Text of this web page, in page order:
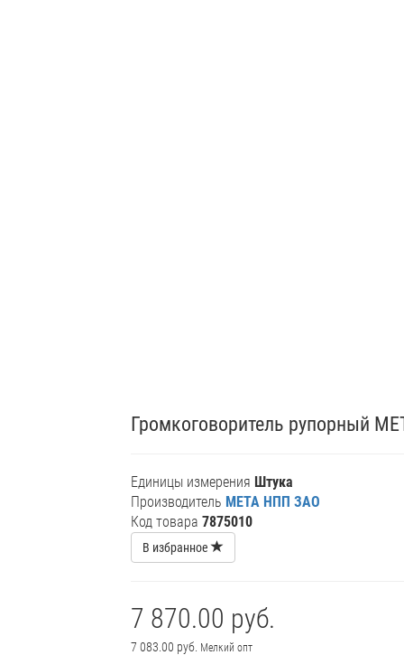
Громкоговоритель рупорный
Единицы измерения Штука
Производитель МЕТА НПП ЗАО
Код товара 7875010
В избранное
7 870.00 руб.
7 083.00 руб. Мелкий опт